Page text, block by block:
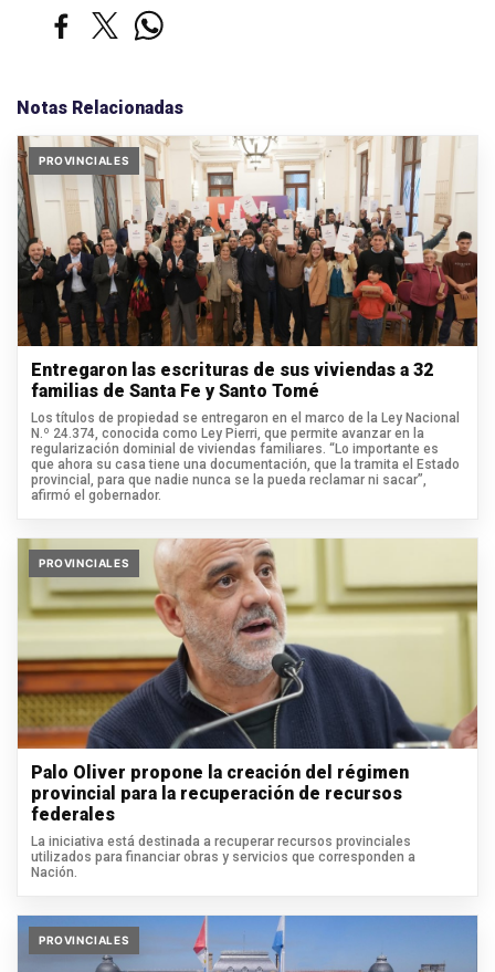
Notas Relacionadas
PROVINCIALES
Entregaron las escrituras de sus viviendas a 32
familias de Santa Fe y Santo Tomé
Los títulos de propiedad se entregaron en el marco de la Ley Nacional
N.º 24.374, conocida como Ley Pierri, que permite avanzar en la
regularización dominial de viviendas familiares. “Lo importante es
que ahora su casa tiene una documentación, que la tramita el Estado
provincial, para que nadie nunca se la pueda reclamar ni sacar”,
afirmó el gobernador.
PROVINCIALES
Palo Oliver propone la creación del régimen
provincial para la recuperación de recursos
federales
La iniciativa está destinada a recuperar recursos provinciales
utilizados para financiar obras y servicios que corresponden a
Nación.
PROVINCIALES